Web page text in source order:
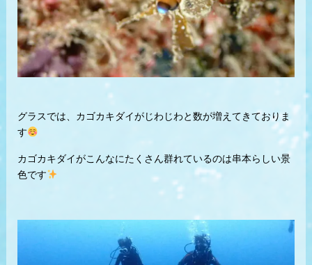
グラスでは、カゴカキダイがじわじわと数が増えてきておりま
す
カゴカキダイがこんなにたくさん群れているのは串本らしい景
色です